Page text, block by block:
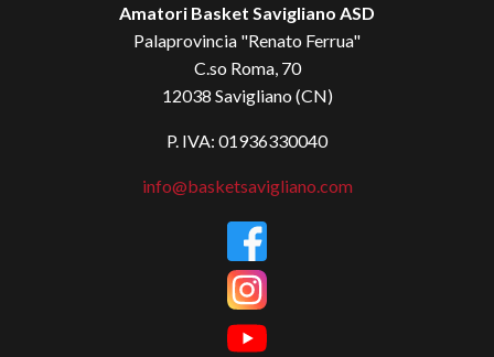
Amatori Basket Savigliano ASD
Palaprovincia "Renato Ferrua"
C.so Roma, 70
12038 Savigliano (CN)
P. IVA: 01936330040
info@basketsavigliano.com